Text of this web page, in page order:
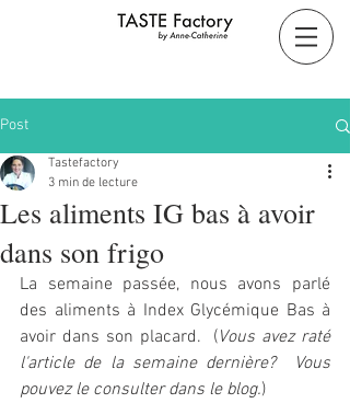
Post
Les aliments IG bas à avoir
dans son frigo
Tastefactory
3 min de lecture
La semaine passée, nous avons parlé
des aliments à Index Glycémique Bas à
avoir dans son placard.  (Vous avez raté
l'article de la semaine dernière?  Vous
pouvez le consulter dans le blog.)